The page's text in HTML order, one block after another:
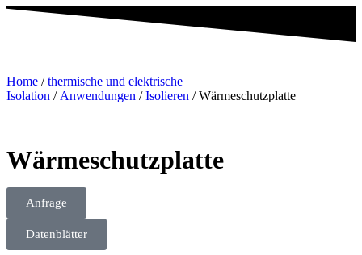
Home /thermische und elektrische
Isolation / Anwendungen /Isolieren / Wärmeschutzplatte
Wärmeschutzplatte
Anfrage
Datenblätter